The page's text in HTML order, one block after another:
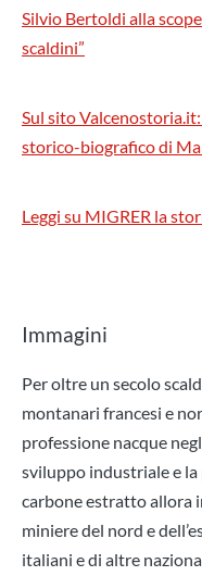
Silvio Bertoldi alla
scaldini”
Sul sito
storico-biografico di
Leggi su MIGRER la
Immagini
Per oltre un secolo
montanari francesi e
professione nacque
sviluppo industriale e
carbone estratto allora
miniere del nord e
italiani e di altre